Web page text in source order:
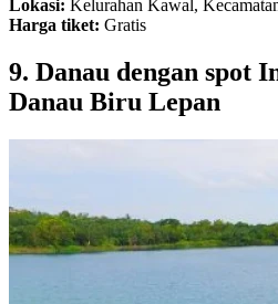
Lokasi: Kelurahan Kawal,
Harga tiket: Gratis
9. Danau dengan spot
Danau Biru Lepan